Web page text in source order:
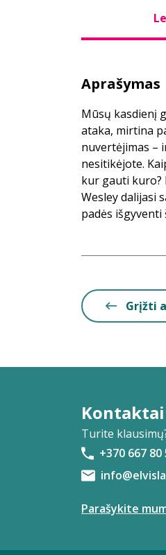
Aprašymas
Mūsų kasdienį
ataka, mirtina
nuvertėjimas –
nesitikėjote.
kur gauti kuro?
Wesley dalijasi
padės
Grįžti
Kontaktai
Turite
+370 667 80
Parašykite